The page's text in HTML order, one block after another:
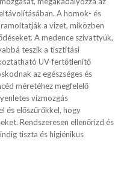
A homok- és
a vizet, miközben
A medence szivattyúk,
teszik a tisztítási
UV-fertőtlenítő
az egészséges és
méretéhez megfelelő
vízmozgás
és előszűrőkkel, hogy
Rendszeresen ellenőrizd és
tiszta és higiénikus